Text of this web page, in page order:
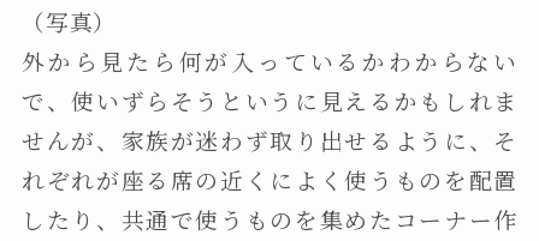
（写真）
外から見たら何が入っているかわからない
で、使いずらそうというに見えるかもしれま
せんが、家族が迷わず取り出せるように、そ
れぞれが座る席の近くによく使うものを配置
したり、共通で使うものを集めたコーナー作